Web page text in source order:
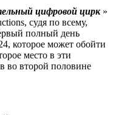
цифровой цирк»
судя по всему,
полный день
которое может обойти
место в эти
во второй половине